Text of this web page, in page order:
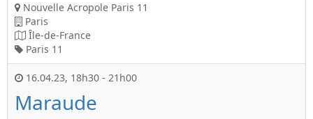
Nouvelle Acropole Paris 11
Paris
Île-de-France
Paris 11
16.04.23, 18h30 - 21h00
Maraude